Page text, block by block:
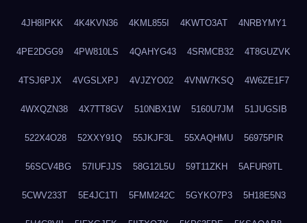
4JH8IPKK 4K4KVN36 4KML855I 4KWTO3AT 4NRBYMY1
4PE2DGG9 4PW810LS 4QAHYG43 4SRMCB32 4T8GUZVK
4TSJ6PJX 4VGSLXPJ 4VJZYO02 4VNW7KSQ 4W6ZE1F7
4WXQZN38 4X7TT8GV 510NBX1W 5160U7JM 51JUGSIB
522X4O28 52XXY91Q 55JKJF3L 55XAQHMU 56975PIR
56SCV4BG 57IUFJJS 58G12L5U 59T11ZKH 5AFUR9TL
5CWV233T 5E4JC1TI 5FMM242C 5GYKO7P3 5H18E5N3